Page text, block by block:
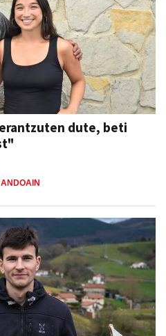
dute, beti
ANDOAIN